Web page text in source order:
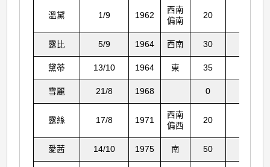
溫黛 1/9 1962
西南
偏南
20
露比 5/9 1964 西南 30
黛蒂 13/10 1964 東 35
雪麗 21/8 1968 0
露絲 17/8 1971
西南
偏西
20
愛茜 14/10 1975 南 50